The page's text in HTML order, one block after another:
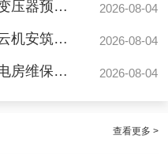
养老院电房安全守护，广州变压器预防性测验护航疏散通道 2026-08-04
医院电房检测流程揭秘，白云机安筑牢生命防线 2026-08-04
从机场到药企，这家广州配电房维保公司凭什么赢得园区信赖 2026-08-04
查看更多 >
养服务，阻止潜在风险